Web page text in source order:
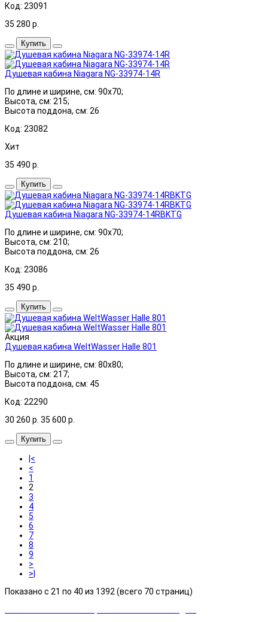
Код: 23091
35 280 р.
Купить
Душевая кабина Niagara NG-33974-14R
По длине и ширине, см: 90x70;
Высота, см: 215;
Высота поддона, см: 26
Код: 23082
Хит
35 490 р.
Купить
Душевая кабина Niagara NG-33974-14RBKTG
По длине и ширине, см: 90x70;
Высота, см: 210;
Высота поддона, см: 26
Код: 23086
35 490 р.
Купить
Акция
Душевая кабина WeltWasser Halle 801
По длине и ширине, см: 80x80;
Высота, см: 217;
Высота поддона, см: 45
Код: 22290
30 260 р. 35 600 р.
Купить
|<
<
1
2
3
4
5
6
7
8
9
>
>|
Показано с 21 по 40 из 1392 (всего 70 страниц)